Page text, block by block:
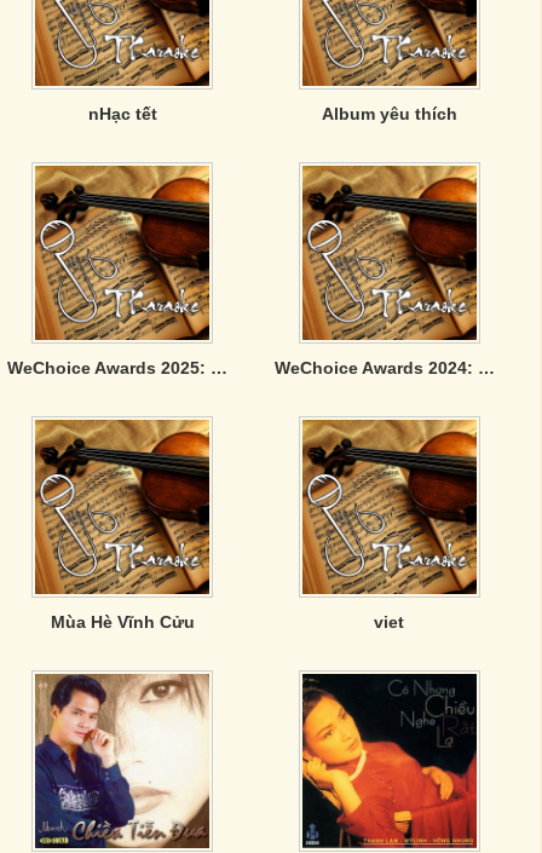
nHạc tết Album yêu thích
WeChoice Awards 2025: Viết Tiếp Câu Chuyện Việt Nam WeChoice Awards 2024: Việt Nam Tôi Đó
Mùa Hè Vĩnh Cửu viet